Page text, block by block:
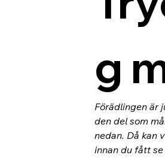
g
Förädlingen är
den del som
nedan. Då kan
innan du fått